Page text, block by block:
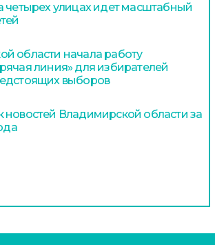
четырех улицах идет масштабный
области начала работу
линия» для избирателей
выборов
новостей Владимирской области за